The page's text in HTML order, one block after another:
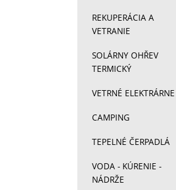
REKUPERÁCIA A
VETRANIE
SOLÁRNY OHŘEV
TERMICKÝ
VETRNÉ ELEKTRÁRNE
CAMPING
TEPELNÉ ČERPADLÁ
VODA - KÚRENIE -
NÁDRŽE